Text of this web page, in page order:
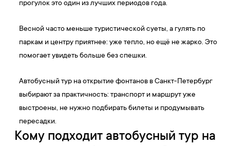
прогулок это один из лучших периодов года.
Весной часто меньше туристической суеты, а гулять по
паркам и центру приятнее: уже тепло, но ещё не жарко. Это
помогает увидеть больше без спешки.
Автобусный тур на открытие фонтанов в Санкт-Петербург
выбирают за практичность: транспорт и маршрут уже
выстроены, не нужно подбирать билеты и продумывать
пересадки.
Кому подходит автобусный тур на